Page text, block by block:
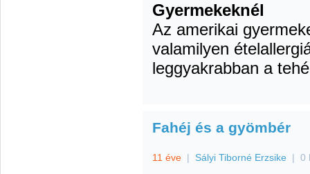
Gyermekeknél
Az amerikai
valamilyen
leggyakrabban a
Fahéj és a gyömbér
11 éve | Sályi Tiborné Erzsike | 0